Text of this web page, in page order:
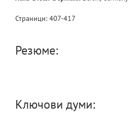
Страници: 407-417
Резюме:
Ключови думи: